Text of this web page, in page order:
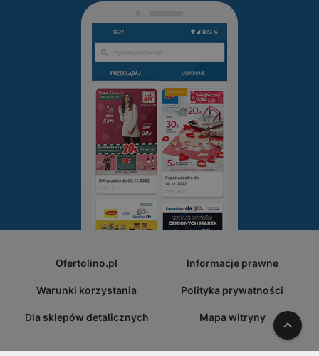
Ofertolino.pl Informacje prawne
Warunki korzystania Polityka prywatności
Dla sklepów detalicznych Mapa witryny W